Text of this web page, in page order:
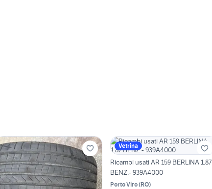
Vetrina
Ricambi usati AR 159 BERLINA 1.87
BENZ.- 939A4000
Porto Viro(RO)